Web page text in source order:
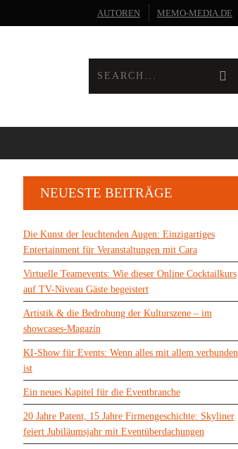
AUTOREN MEMO-MEDIA.DE
NEUESTE BEITRÄGE
Die Kunst der leuchtenden Augen: Einzigartiges
Entertainment für Veranstaltungen mit Cara
Virtuelle Teamevents: Wie dieser Online Cocktailkurs
auf TV-Niveau Gäste begeistert
Artistik & die Bedrohung der Kulturszene – im
showcases-Magazin
KI-Show für Events: Wenn alles mit allem verbunden
ist
Ein neues Kapitel für die Eventbranche
20 Jahre Patent, 15 Jahre Firmengeschichte: Skyliner
feiert Jubiläumsjahr mit Eventüberdachungen